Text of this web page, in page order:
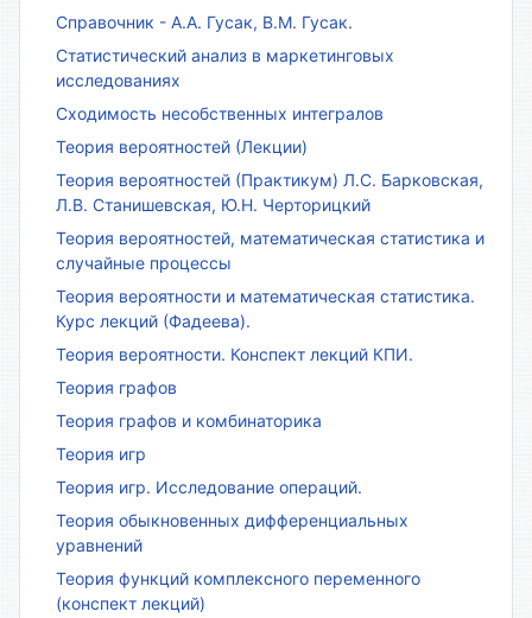
Справочник - А.А. Гусак, В.М. Гусак.
Статистический анализ в маркетинговых
исследованиях
Сходимость несобственных интегралов
Теория вероятностей (Лекции)
Теория вероятностей (Практикум) Л.С. Барковская,
Л.В. Станишевская, Ю.Н. Черторицкий
Теория вероятностей, математическая статистика и
случайные процессы
Теория вероятности и математическая статистика.
Курс лекций (Фадеева).
Теория вероятности. Конспект лекций КПИ.
Теория графов
Теория графов и комбинаторика
Теория игр
Теория игр. Исследование операций.
Теория обыкновенных дифференциальных
уравнений
Теория функций комплексного переменного
(конспект лекций)